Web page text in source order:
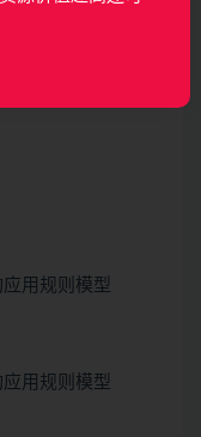
源技术 – 数据处
用规则模型
用规则模型